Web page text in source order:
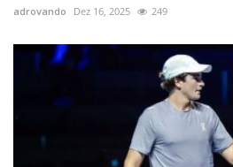
adrovando Dez 16, 2025 249